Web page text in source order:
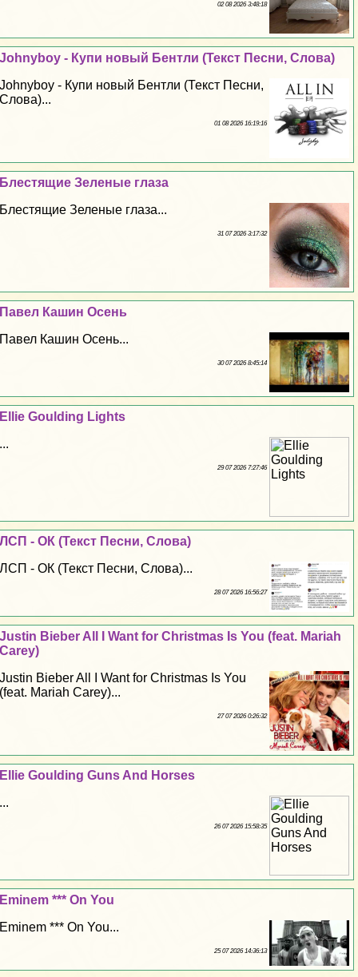
02 08 2026 3:48:18
Johnyboy - Купи новый Бентли (Текст Песни, Слова)
Johnyboy - Купи новый Бентли (Текст Песни,
Слова)...
01 08 2026 16:19:16
Блестящие Зеленые глаза
Блестящие Зеленые глаза...
31 07 2026 3:17:32
Павел Кашин Осень
Павел Кашин Осень...
30 07 2026 8:45:14
Ellie Goulding Lights
...
29 07 2026 7:27:46
ЛСП - ОК (Текст Песни, Слова)
ЛСП - ОК (Текст Песни, Слова)...
28 07 2026 16:56:27
Justin Bieber All I Want for Christmas Is You (feat. Mariah
Carey)
Justin Bieber All I Want for Christmas Is You
(feat. Mariah Carey)...
27 07 2026 0:26:32
Ellie Goulding Guns And Horses
...
26 07 2026 15:58:35
Eminem *** On You
Eminem *** On You...
25 07 2026 14:36:13